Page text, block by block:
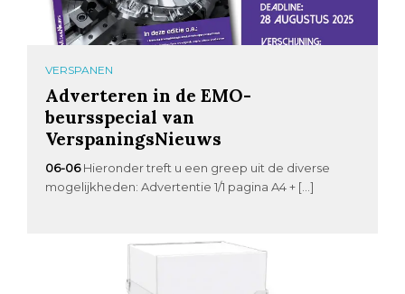
VERSPANEN
Adverteren in de EMO-
beursspecial van
VerspaningsNieuws
06-06 Hieronder treft u een greep uit de diverse
mogelijkheden: Advertentie 1/1 pagina A4 + […]